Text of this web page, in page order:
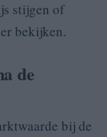
stijgen of
bekijken.
de
bij de